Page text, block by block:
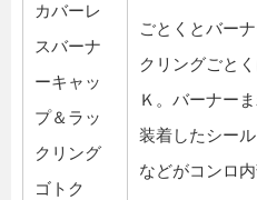
カバーレ
スバーナ
ーキャッ
プ＆ラッ
クリング
ゴトク
ごとくとバー
クリングごと
Ｋ。バーナー
装着したシー
などがコンロ